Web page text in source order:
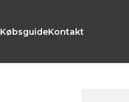
KøbsguideKontakt